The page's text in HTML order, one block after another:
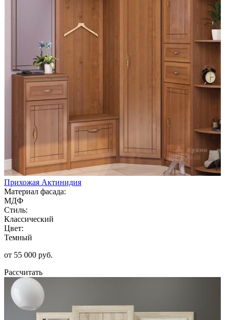
Прихожая Актинидия
Материал фасада:
МДФ
Стиль:
Классический
Цвет:
Темный
от 55 000 руб.
Рассчитать